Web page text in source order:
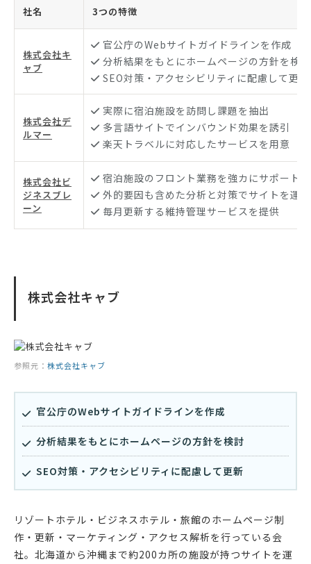
社名 3つの特徴
株式会社キ
ャブ
官公庁のWebサイトガイドラインを作成
分析結果をもとにホームページの方針を検討
SEO対策・アクセシビリティに配慮して更新
株式会社デ
ルマー
実際に宿泊施設を訪問し課題を抽出
多言語サイトでインバウンド効果を誘引
楽天トラベルに対応したサービスを用意
株式会社ビ
ジネスブレ
ーン
宿泊施設のフロント業務を強カにサポート
外的要因も含めた分析と対策でサイトを運営
毎月更新する維持管理サービスを提供
株式会社キャブ
参照元： 株式会社キャブ
官公庁のWebサイトガイドラインを作成
分析結果をもとにホームページの方針を検討
SEO対策・アクセシビリティに配慮して更新
リゾートホテル・ビジネスホテル・旅館のホームページ制
作・更新・マーケティング・アクセス解析を行っている会
社。北海道から沖縄まで約200カ所の施設が持つサイトを運